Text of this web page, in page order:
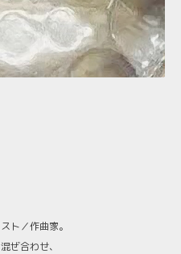
ト／作曲家。
ぜ合わせ、